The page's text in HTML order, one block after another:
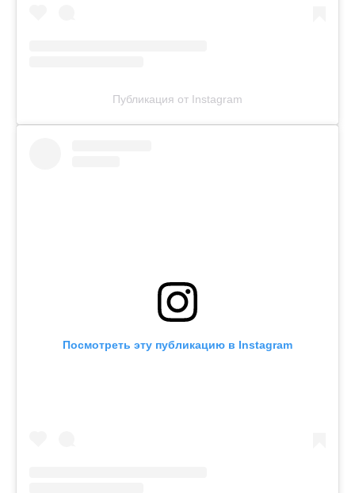
Публикация от Instagram
Посмотреть эту публикацию в Instagram